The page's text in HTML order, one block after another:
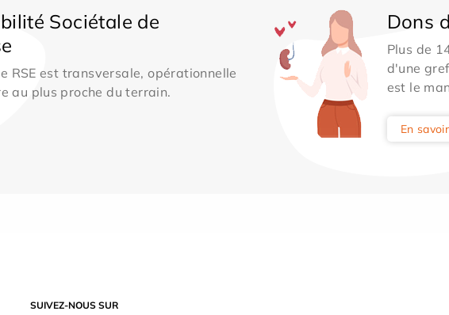
Sociétale de
RSE est transversale, opérationnelle
au plus proche du terrain.
Dons
Plus de
d'une
est le
En
SUIVEZ-NOUS SUR